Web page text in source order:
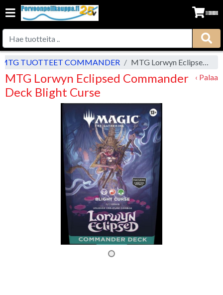
MTG TUOTTEET COMMANDER MTG Lorwyn Eclipsed Commander Deck Blight Curse
MTG Lorwyn Eclipsed Commander
Deck Blight Curse
‹ Palaa